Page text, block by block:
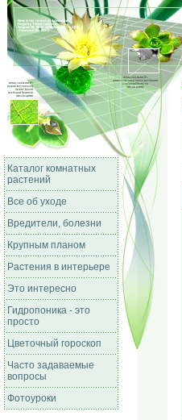
Каталог комнатных
растений
Все об уходе
Вредители, болезни
Крупным планом
Растения в интерьере
Это интересно
Гидропоника - это
просто
Цветочный гороскоп
Часто задаваемые
вопросы
Фотоуроки